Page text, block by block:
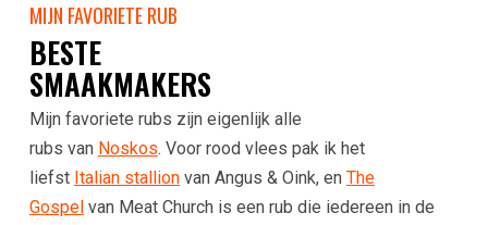
MIJN FAVORIETE RUB
BESTE
SMAAKMAKERS
Mijn favoriete rubs zijn eigenlijk alle
rubs van Noskos. Voor rood vlees pak ik het
liefst Italian stallionvan Angus & Oink, en The
Gospel van Meat Church is een rub die iedereen in de